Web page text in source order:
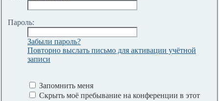
Пароль:
Забыли пароль?
Повторно выслать письмо для активации учётной
записи
Запомнить меня
Скрыть моё пребывание на конференции в этот